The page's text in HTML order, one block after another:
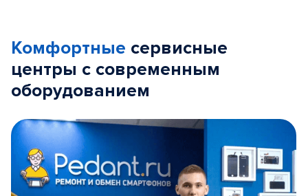
Комфортные сервисные
центры с современным
оборудованием